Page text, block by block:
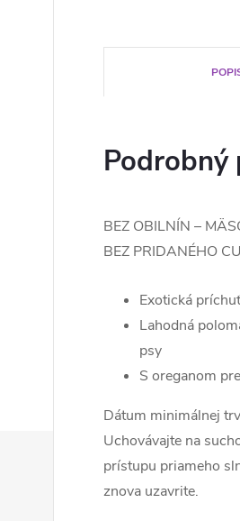
Podrobný
BEZ OBILNÍN –
BEZ PRIDANÉHO
Exotická
Lahodná
psy
S oreganom
Dátum minimálnej
Uchovávajte na
prístupu priameho
znova uzavrite.